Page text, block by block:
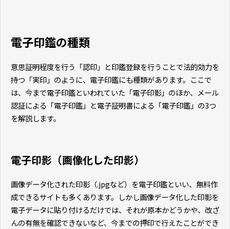
電子印鑑の種類
意思証明程度を行う「認印」と印鑑登録を行うことで法的効力を
持つ「実印」のように、電子印鑑にも種類があります。ここで
は、今まで電子印鑑といわれていた「電子印影」のほか、メール
認証による「電子印鑑」と電子証明書による「電子印鑑」の3つ
を解説します。
電子印影（画像化した印影）
画像データ化された印影（.jpgなど）を電子印鑑といい、無料作
成できるサイトも多くあります。しかし画像データ化した印影を
電子データに貼り付けるだけでは、それが原本かどうかや、改ざ
んの有無を確認できないなど、今までの押印で行えたことができ